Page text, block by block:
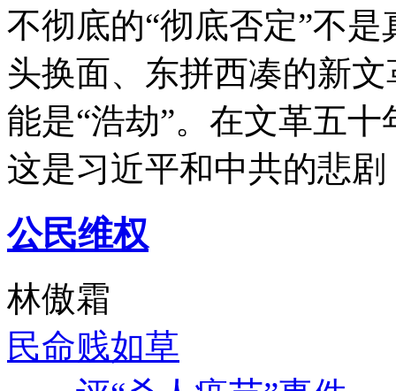
不彻底的“彻底否定”不
头换面、东拼西凑的新
能是“浩劫”。在文革五
这是习近平和中共的悲
公民维权
林傲霜
民命贱如草